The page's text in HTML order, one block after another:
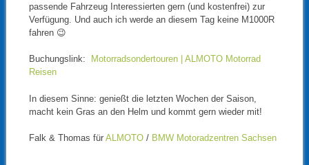
passende Fahrzeug Interessierten gern (und kostenfrei) zur
Verfügung. Und auch ich werde an diesem Tag keine M1000R
fahren 😉
Buchungslink:
Motorradsondertouren | ALMOTO Motorrad
Reisen
In diesem Sinne: genießt die letzten Wochen der Saison,
macht kein Gras an den Helm und kommt gern wieder mit!
Falk & Thomas für ALMOTO/ BMW Motoradzentren Sachsen